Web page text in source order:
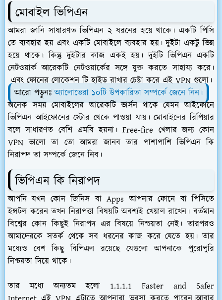
মোবাইল ভিপিএন
আমরা জানি সাধারণত ভিপিএন ২ ধরনের হয়ে থাকে। একটি পিসি
তে ব্যবহার হয় এবং একটি মোবাইলে ব্যবহার হয়। দুইটা একটু ভিন্ন
হয়ে থাকে। কিন্তু দুইটার কাজ একই হয়। দুইটি ভিপিএন একটি
নেটওয়ার্ক আরেকটি নেটওয়ার্কের সঙ্গে যুক্ত করতে সাহায্য করে।
এবং ফোনের লোকেশন টি হাইড রাখার চেষ্টা করে এই VPN গুলো।
আরো পড়ুনঃ অ্যালোভেরা ১০টি উপকারিতা সম্পর্কে জেনে নিন।
অনেক সময় মোবাইলের আরেকটি ভার্সন থাকে যেমন আইফোনে
ভিপিএন আইফোনের স্টোর থেকে পাওয়া যায়। মোবাইলের রিপিয়ার
বলে সাধারণত বেশি এমবি হয়না। Free-fire খেলার জন্য কোন
VPN ভালো তা তো আমরা জানব তার পাশাপাশি ভিপিএন কি
নিরাপদ তা সম্পর্কে জেনে নিব।
ভিপিএন কি নিরাপদ
আপনি যখন কোন জিনিস বা Apps আপনার ফোনে বা পিসিতে
ইন্সটল করেন তখন নিরাপত্তা বিষয়টি অবশ্যই খেয়াল রাখেন। বর্তমান
বিশ্বের কোন কিছুই নিরাপদ এর বিষয়ে নিশ্চয়তা নেই। তারপরও
আমাদেরকে সতর্ক থেকে সব ধরনের কাজ করে যেতে হয়। তার
মধ্যেও বেশ কিছু বিপিএল রয়েছে যেগুলো আপনাকে পুরোপুরি
নিশ্চয়তা দিয়ে থাকে।
তার মধ্যে অন্যতম হলো 1.1.1.1 Faster and Safer